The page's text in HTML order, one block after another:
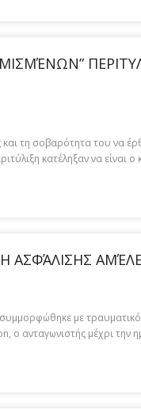
τη σοβαρότητα του να
κατέληξαν να
ΑΣΦΆΛΙΣΗΣ
με
ανταγωνιστής μέχρι την